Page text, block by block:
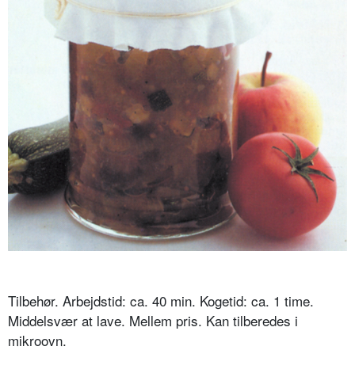
Tilbehør. Arbejdstid: ca. 40 min. Kogetid: ca. 1 time.
Middelsvær at lave. Mellem pris. Kan tilberedes i
mikroovn.